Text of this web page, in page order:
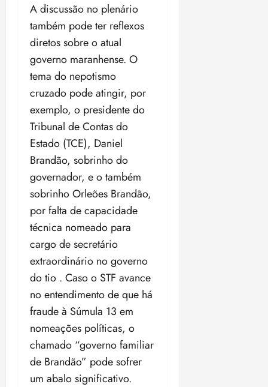
A discussão no plenário
também pode ter reflexos
diretos sobre o atual
governo maranhense. O
tema do nepotismo
cruzado pode atingir, por
exemplo, o presidente do
Tribunal de Contas do
Estado (TCE), Daniel
Brandão, sobrinho do
governador, e o também
sobrinho Orleões Brandão,
por falta de capacidade
técnica nomeado para
cargo de secretário
extraordinário no governo
do tio . Caso o STF avance
no entendimento de que há
fraude à Súmula 13 em
nomeações políticas, o
chamado “governo familiar
de Brandão” pode sofrer
um abalo significativo.